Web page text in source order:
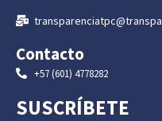
Contacto
+57 (601) 4778282
SUSCRÍBETE